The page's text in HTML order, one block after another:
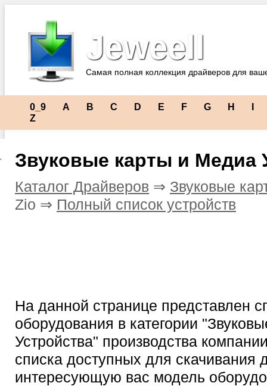
Jeweell
Самая полная коллекция драйверов для
0_9 A B C D E F G H
Z
Звуковые карты и Медиа
Каталог Драйверов ⇒ Звуковые
Zio ⇒ Полный список устройств
На данной странице представлен
оборудования в категории
Устройства" производства
списка доступных для скачивания
интересующую вас модель